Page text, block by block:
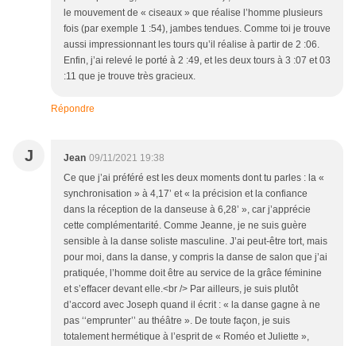
le mouvement de « ciseaux » que réalise l’homme plusieurs
fois (par exemple 1 :54), jambes tendues. Comme toi je trouve
aussi impressionnant les tours qu’il réalise à partir de 2 :06.
Enfin, j’ai relevé le porté à 2 :49, et les deux tours à 3 :07 et 03
:11 que je trouve très gracieux.
Répondre
J Jean 09/11/2021 19:38
Ce que j’ai préféré est les deux moments dont tu parles : la «
synchronisation » à 4,17’ et « la précision et la confiance
dans la réception de la danseuse à 6,28’ », car j’apprécie
cette complémentarité. Comme Jeanne, je ne suis guère
sensible à la danse soliste masculine. J’ai peut-être tort, mais
pour moi, dans la danse, y compris la danse de salon que j’ai
pratiquée, l’homme doit être au service de la grâce féminine
et s’effacer devant elle.<br /> Par ailleurs, je suis plutôt
d’accord avec Joseph quand il écrit : « la danse gagne à ne
pas ‘‘emprunter’’ au théâtre ». De toute façon, je suis
totalement hermétique à l’esprit de « Roméo et Juliette »,